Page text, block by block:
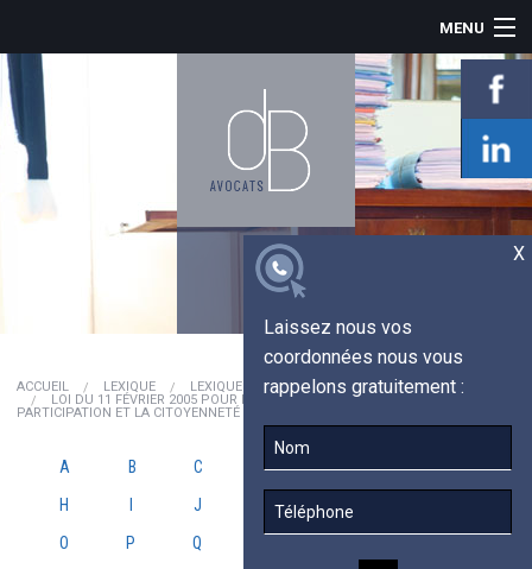
X
Laissez nous vos
coordonnées nous vous
rappelons gratuitement :
MENU
ACCUEIL
LE CABINET
INDEMNISATION
PRÉJUDICE CORPOREL
ACTUALITÉS
ACCUEIL LEXIQUE
LEXIQUE JURIDIQUE
LOI DU 11 FÉVRIER 2005 POUR L'EGALITÉ DES DROITS ET DES CHANCES, LA
PARTICIPATION ET LA CITOYENNETÉ DES PERSONNES HANDICAPÉES
A B C D E F
G
H
J L
O
P Q